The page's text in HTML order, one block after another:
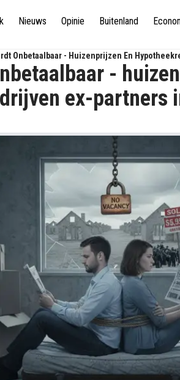
Nieuws Opinie Buitenland
Onbetaalbaar - Huizenprijzen En
-
ex-partners